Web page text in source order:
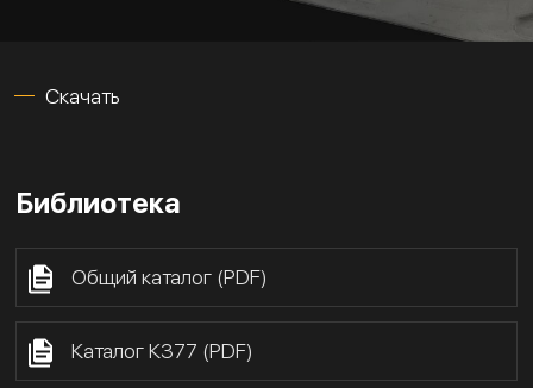
Скачать
Библиотека
Общий каталог (PDF)
Каталог К377 (PDF)